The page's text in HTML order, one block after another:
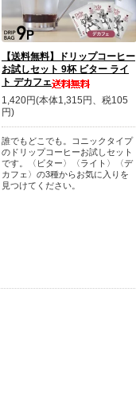
【送料無料】ドリップコーヒー
お試しセット 9杯 ビター ライ
ト デカフェ
1,420円(本体1,315円、税105
円)
誰でもどこでも。コニックタイプ
のドリップコーヒーお試しセット
です。〈ビター〉〈ライト〉〈デ
カフェ〉の3種からお気に入りを
見つけてください。